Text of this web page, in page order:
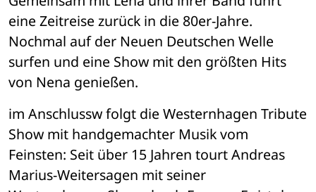
eine Zeitreise zurück in die 80er-Jahre.
Nochmal auf der Neuen Deutschen Welle
surfen und eine Show mit den größten Hits
von Nena genießen.
im Anschlussw folgt die Westernhagen Tribute
Show mit handgemachter Musik vom
Feinsten: Seit über 15 Jahren tourt Andreas
Marius-Weitersagen mit seiner